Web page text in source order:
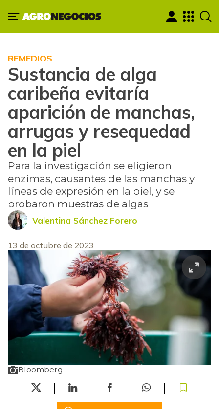
REMEDIOS
Sustancia de alga
caribeña evitaría
aparición de manchas,
arrugas y resequedad
en la piel
Para la investigación se eligieron
enzimas, causantes de las manchas y
líneas de expresión en la piel, y se
probaron muestras de algas
Valentina Sánchez Forero
13 de octubre de 2023
Bloomberg